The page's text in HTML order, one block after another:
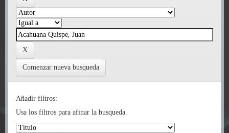
Comenzar nueva busqueda
Añadir filtros:
Usa los filtros para afinar la busqueda.